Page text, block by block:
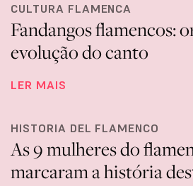
CULTURA FLAMENCA
Fandangos flamencos:
evolução do canto
LER MAIS
HISTORIA DEL FLAMENCO
As 9 mulheres do
marcaram a história